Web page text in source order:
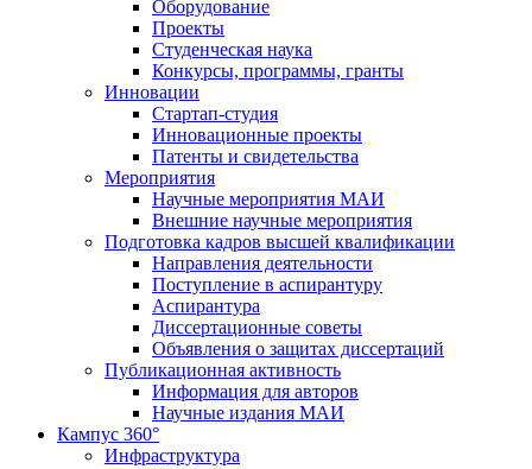
Оборудование
Проекты
Студенческая наука
Конкурсы, программы, гранты
Инновации
Стартап-студия
Инновационные проекты
Патенты и свидетельства
Мероприятия
Научные мероприятия МАИ
Внешние научные мероприятия
Подготовка кадров высшей квалификации
Направления деятельности
Поступление в аспирантуру
Аспирантура
Диссертационные советы
Объявления о защитах диссертаций
Публикационная активность
Информация для авторов
Научные издания МАИ
Кампус 360°
Инфраструктура